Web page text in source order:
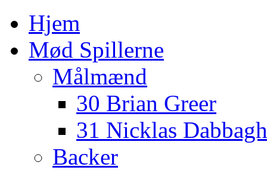
Hjem
Mød Spillerne
Målmænd
30 Brian Greer
31 Nicklas Dabbagh
Backer